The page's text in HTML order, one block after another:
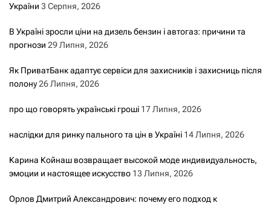
України 3 Серпня, 2026
В Україні зросли ціни на дизель бензин і автогаз: причини та
прогнози 29 Липня, 2026
Як ПриватБанк адаптує сервіси для захисників і захисниць після
полону26 Липня, 2026
про що говорять українські гроші 17 Липня, 2026
наслідки для ринку пального та цін в Україні 14 Липня, 2026
Карина Койнаш возвращает высокой моде индивидуальность,
эмоции и настоящее искусство 13 Липня, 2026
Орлов Дмитрий Александрович: почему его подход к